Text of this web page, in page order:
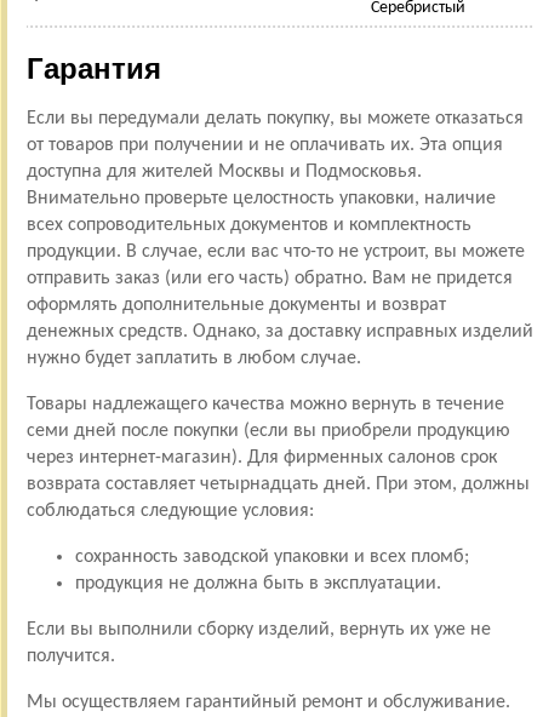
Серебристый
Гарантия
Если вы передумали делать покупку, вы можете отказаться
от товаров при получении и не оплачивать их. Эта опция
доступна для жителей Москвы и Подмосковья.
Внимательно проверьте целостность упаковки, наличие
всех сопроводительных документов и комплектность
продукции. В случае, если вас что-то не устроит, вы можете
отправить заказ (или его часть) обратно. Вам не придется
оформлять дополнительные документы и возврат
денежных средств. Однако, за доставку исправных изделий
нужно будет заплатить в любом случае.
Товары надлежащего качества можно вернуть в течение
семи дней после покупки (если вы приобрели продукцию
через интернет-магазин). Для фирменных салонов срок
возврата составляет четырнадцать дней. При этом, должны
соблюдаться следующие условия:
сохранность заводской упаковки и всех пломб;
продукция не должна быть в эксплуатации.
Если вы выполнили сборку изделий, вернуть их уже не
получится.
Мы осуществляем гарантийный ремонт и обслуживание.